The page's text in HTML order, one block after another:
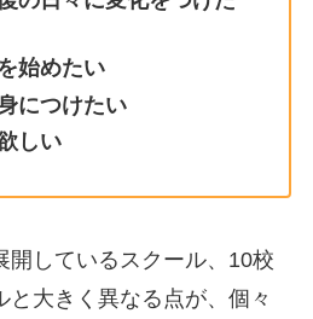
始めたい
につけたい
しい
開しているスクール、10校
大きく異なる点が、個々